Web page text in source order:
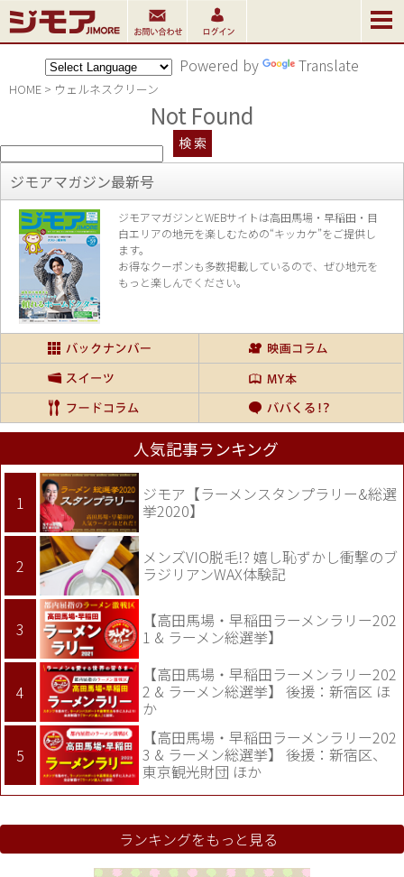
Powered by Translate
HOME > ウェルネスクリーン
Not Found
ジモアマガジン最新号
ジモアマガジンとWEBサイトは高田馬場・早稲田・目
白エリアの地元を楽しむための“キッカケ”をご提供し
ます。
お得なクーポンも多数掲載しているので、 ぜひ地元を
もっと楽しんでください。
人気記事ランキング
ジモア【ラーメンスタンプラリー&総選
挙2020】
メンズVIO脱毛!? 嬉し恥ずかし衝撃のブ
ラジリアンWAX体験記
【高田馬場・早稲田ラーメンラリー202
1 & ラーメン総選挙】
【高田馬場・早稲田ラーメンラリー202
2 & ラーメン総選挙】 後援：新宿区 ほ
か
【高田馬場・早稲田ラーメンラリー202
3 & ラーメン総選挙】 後援：新宿区、
東京観光財団 ほか
ランキングをもっと見る